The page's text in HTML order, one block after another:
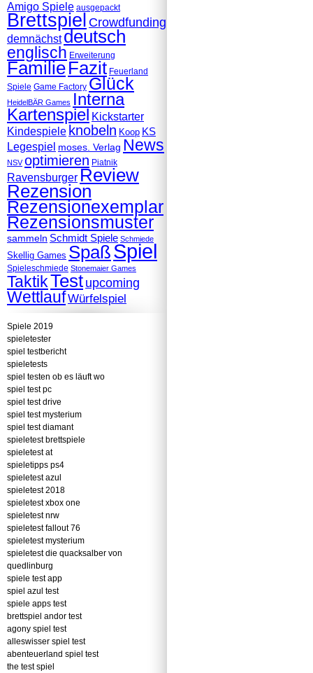
Amigo Spiele ausgepackt
Brettspiel Crowdfunding
demnächst deutsch
englisch Erweiterung
FamilieFazit Feuerland
Spiele Game Factory Glück
HeidelBÄR Games Interna
Kartenspiel Kickstarter
Kindespiele knobeln Koop KS
Legespiel moses. Verlag News
NSV optimieren Piatnik
RavensburgerReview
Rezension
Rezensionexemplar
Rezensionsmuster
sammeln Schmidt Spiele Schmiede
Skellig Games SpaßSpiel
Spieleschmiede Stonemaier Games
TaktikTest upcoming
WettlaufWürfelspiel
Spiele 2019
spieletester
spiel testbericht
spieletests
spiel testen ob es läuft wo
spiel test pc
spiel test drive
spiel test mysterium
spiel test diamant
spieletest brettspiele
spieletest at
spieletipps ps4
spieletest azul
spieletest 2018
spieletest xbox one
spieletest nrw
spieletest fallout 76
spieletest mysterium
spieletest die quacksalber von
quedlinburg
spiele test app
spiel azul test
spiele apps test
brettspiel andor test
agony spiel test
alleswisser spiel test
abenteuerland spiel test
the test spiel